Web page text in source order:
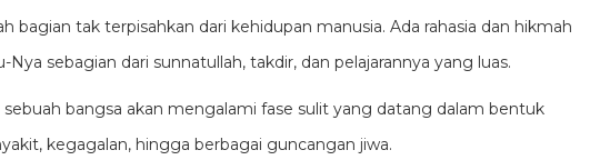
bagian tak terpisahkan dari kehidupan manusia. Ada rahasia dan hikmah
sebagian dari sunnatullah, takdir, dan pelajarannya yang luas.
sebuah bangsa akan mengalami fase sulit yang datang dalam bentuk
kegagalan, hingga berbagai guncangan jiwa.